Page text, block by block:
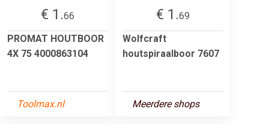
€ 1.66
PROMAT HOUTBOOR
4X 75 4000863104
Toolmax.nl
€ 1.69
Wolfcraft
houtspiraalboor 7607
Meerdere shops